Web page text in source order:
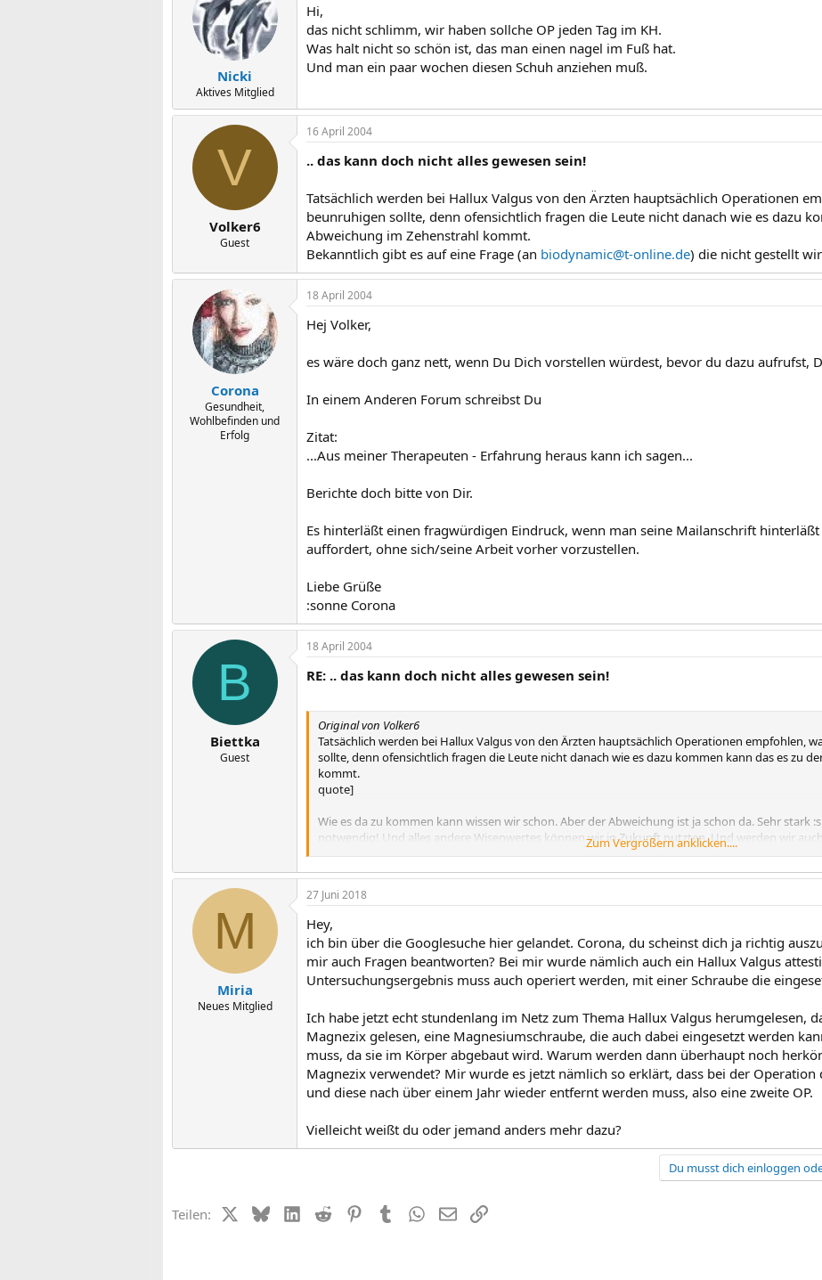
Nicki
Aktives Mitglied
Hi,
das nicht schlimm, wir haben sollche OP jeden Tag im KH.
Was halt nicht so schön ist, das man einen nagel im Fuß hat.
Und man ein paar wochen diesen Schuh anziehen muß.
V
Volker6
Guest
16 April 2004
.. das kann doch nicht alles gewesen sein!
Tatsächlich werden bei Hallux Valgus von den Ärzten hauptsächlich Operationen
beunruhigen sollte, denn ofensichtlich fragen die Leute nicht danach wie es dazu
Abweichung im Zehenstrahl kommt.
Bekanntlich gibt es auf eine Frage (an biodynamic@t-online.de) die nicht gestellt
Corona
Gesundheit,
Wohlbefinden und
Erfolg
18 April 2004
Hej Volker,
es wäre doch ganz nett, wenn Du Dich vorstellen würdest, bevor du dazu aufrufst,
In einem Anderen Forum schreibst Du
Zitat:
...Aus meiner Therapeuten - Erfahrung heraus kann ich sagen...
Berichte doch bitte von Dir.
Es hinterläßt einen fragwürdigen Eindruck, wenn man seine Mailanschrift
auffordert, ohne sich/seine Arbeit vorher vorzustellen.
Liebe Grüße
:sonne Corona
B
Biettka
Guest
18 April 2004
RE: .. das kann doch nicht alles gewesen sein!
Original von Volker6
Tatsächlich werden bei Hallux Valgus von den Ärzten hauptsächlich Operationen empfohlen,
sollte, denn ofensichtlich fragen die Leute nicht danach wie es dazu kommen kann das es zu
kommt.
quote]
Wie es da zu kommen kann wissen wir schon. Aber der Abweichung ist ja schon da. Sehr stark
notwendig! Und alles andere Wisenwertes können wir in Zukunft nutzten. Und werden wir
Ich bin einfach auf die suche nach die beste OP Methode. Über Lapidus ist nicht viel zu lesen.
Zum Vergrößern anklicken....
M
Miria
Neues Mitglied
27 Juni 2018
Hey,
ich bin über die Googlesuche hier gelandet. Corona, du scheinst dich ja richtig
mir auch Fragen beantworten? Bei mir wurde nämlich auch ein Hallux Valgus
Untersuchungsergebnis muss auch operiert werden, mit einer Schraube die
Ich habe jetzt echt stundenlang im Netz zum Thema Hallux Valgus herumgelesen,
Magnezix gelesen, eine Magnesiumschraube, die auch dabei eingesetzt werden
muss, da sie im Körper abgebaut wird. Warum werden dann überhaupt noch
Magnezix verwendet? Mir wurde es jetzt nämlich so erklärt, dass bei der
und diese nach über einem Jahr wieder entfernt werden muss, also eine zweite OP.
Vielleicht weißt du oder jemand anders mehr dazu?
Du musst dich einloggen
Teilen: X (Twitter)
BlueskyLinkedIn
Reddit PinterestTumblrWhatsApp
E-MailLink